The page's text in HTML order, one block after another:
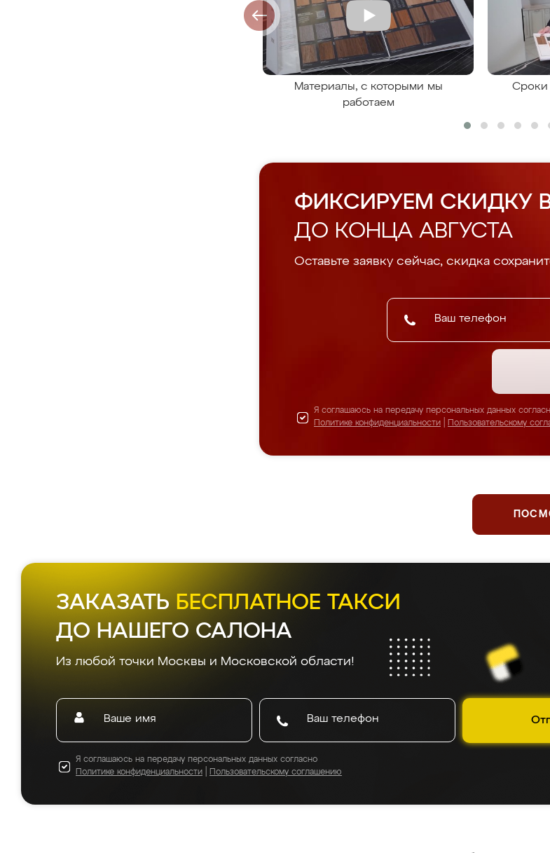
Материалы, с которыми мы
работаем
Сроки
ФИКСИРУЕМ СКИДКУ
ДО КОНЦА АВГУСТА
Оставьте заявку сейчас, скидка
Я соглашаюсь на передачу персональных данных
Политике конфиденциальности
Пользовательскому
ЗАКАЗАТЬ БЕСПЛАТНОЕ ТАКСИ
ДО НАШЕГО САЛОНА
Из любой точки Москвы и Московской области!
Я соглашаюсь на передачу персональных данных согласно
Политике конфиденциальности
Пользовательскому соглашению